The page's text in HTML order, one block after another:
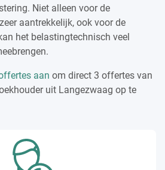
Niet alleen voor de
aantrekkelijk, ook voor de
het belastingtechnisch veel
aan om direct 3 offertes van
uit Langezwaag op te